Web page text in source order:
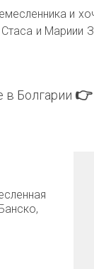
и
и
в Болгарии 👉